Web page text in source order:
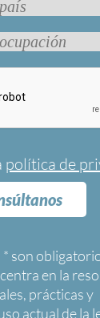
política de
* son